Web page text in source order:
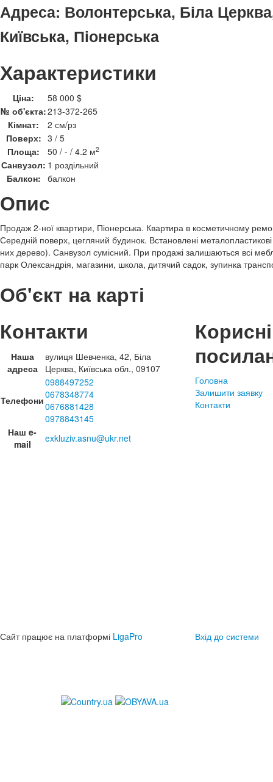
Адреса: Волонтерська, Біла
Київська, Піонерська
Характеристики
Ціна:
58 000 $
№ об'єкта:213-372-265
Кімнат:
2 см/рз
Поверх: 3 / 5
Площа:
50 / - / 4.2 м2
Санвузол: 1 роздільний
Балкон: балкон
Опис
Продаж 2-ної квартири, Піонерська. Квартира в косметичному
Середній поверх, цегляний будинок. Встановлені
них дерево). Санвузол сумісний. При продажі залишаються всі
парк Олександрія, магазини, школа, дитячий садок, зупинка
Об'єкт на карті
Контакти
Наша
адреса
вулиця Шевченка, 42, Біла
Церква, Київська обл., 09107
Телефони
0988497252
0678348774
0676881428
0978843145
Наш e-
mail
exkluziv.asnu@ukr.net
Корисні
Головна
Залишити заявку
Контакти
Сайт працює на платформі LigaPro Вхід до системи